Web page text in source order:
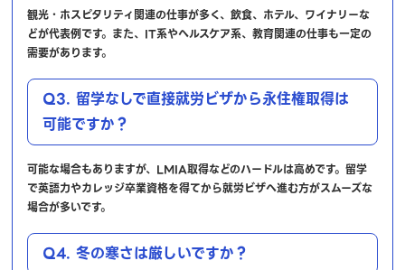
観光・ホスピタリティ関連の仕事が多く、飲食、ホテル、ワイナリーな
どが代表例です。また、IT系やヘルスケア系、教育関連の仕事も一定の
需要があります。
Q3. 留学なしで直接就労ビザから永住権取得は
可能ですか？
可能な場合もありますが、LMIA取得などのハードルは高めです。留学
で英語力やカレッジ卒業資格を得てから就労ビザへ進む方がスムーズな
場合が多いです。
Q4. 冬の寒さは厳しいですか？